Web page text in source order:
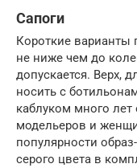
Сапоги
Короткие варианты
не ниже чем до
допускается. Верх,
носить с
каблуком много
модельеров и
популярности
серого цвета в